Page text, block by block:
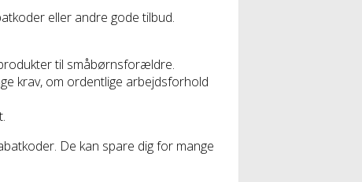
eller andre gode tilbud.
til småbørnsforældre.
krav, om ordentlige arbejdsforhold
De kan spare dig for mange